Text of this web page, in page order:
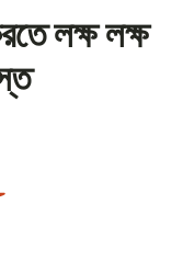
লক্ষ লক্ষ